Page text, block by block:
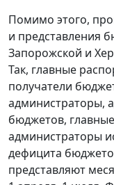
Помимо этого,
и представления
Запорожской и
Так, главные
получатели
администраторы,
бюджетов,
администраторы
дефицита
представляют